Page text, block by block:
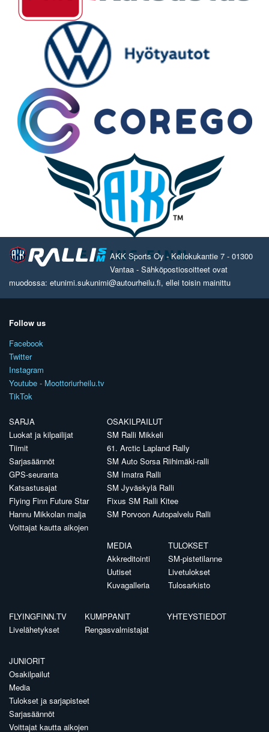
AKK Sports Oy - Kellokukantie 7 - 01300
Vantaa - Sähköpostiosoitteet ovat
muodossa: etunimi.sukunimi@autourheilu.fi, ellei toisin mainittu
Follow us
Facebook
Twitter
Instagram
Youtube - Moottoriurheilu.tv
TikTok
SARJA
Luokat ja kilpailijat
Tiimit
Sarjasäännöt
GPS-seuranta
Katsastusajat
Flying Finn Future Star
Hannu Mikkolan malja
Voittajat kautta aikojen
OSAKILPAILUT
SM Ralli Mikkeli
61. Arctic Lapland Rally
SM Auto Sorsa Riihimäki-ralli
SM Imatra Ralli
SM Jyväskylä Ralli
Fixus SM Ralli Kitee
SM Porvoon Autopalvelu Ralli
MEDIA
Akkreditointi
Uutiset
Kuvagalleria
TULOKSET
SM-pistetilanne
Livetulokset
Tulosarkisto
FLYINGFINN.TV
Livelähetykset
KUMPPANIT
Rengasvalmistajat
YHTEYSTIEDOT
JUNIORIT
Osakilpailut
Media
Tulokset ja sarjapisteet
Sarjasäännöt
Voittajat kautta aikojen